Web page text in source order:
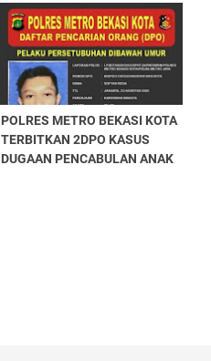
POLRES METRO BEKASI KOTA
TERBITKAN 2DPO KASUS
DUGAAN PENCABULAN ANAK